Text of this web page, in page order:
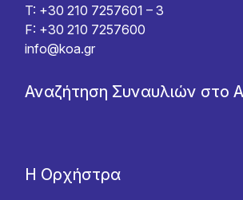
T: +30 210 7257601 – 3
F: +30 210 7257600
info@koa.gr
Αναζήτηση Συναυλιών στο
Η Ορχήστρα